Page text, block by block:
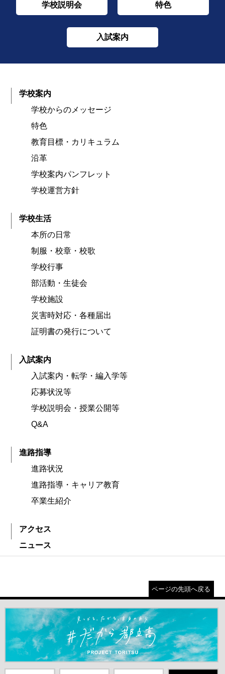
学校説明会 特色
入試案内
学校案内
学校からのメッセージ
特色
教育目標・カリキュラム
沿革
学校案内パンフレット
学校運営方針
学校生活
本所の日常
制服・校章・校歌
学校行事
部活動・生徒会
学校施設
災害時対応・各種届出
証明書の発行について
入試案内
入試案内・転学・編入学等
応募状況等
学校説明会・授業公開等
Q&A
進路指導
進路状況
進路指導・キャリア教育
卒業生紹介
アクセス
ニュース
ページの先頭へ戻る
＃だから都立高（別ウインドウが開きます）